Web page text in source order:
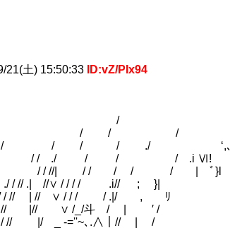
21(土) 15:50:33 ID:vZ/PIx94
/
/
./ ‘,､
/ / / .i Ⅵ!
/ / / / / | ﾞ}l
∨ / / / / .i// ; }|
| // ∨ / / / / .|/ , ﾘ
∨ /_/斗 / | ′ /
_ -=''~､.∧｜// | /